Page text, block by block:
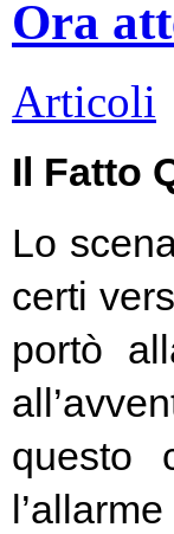
Ora
Articoli
Il Fatto
Lo
certi
portò
questo